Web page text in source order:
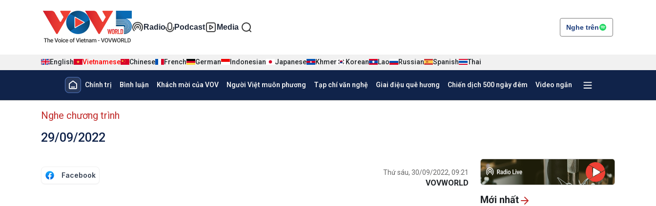
Đa phương tiện tiếng Việt
Radio Podcast Media Nghe trên
English Vietnamese Chinese French German Indonesian Japanese Khmer Korean Lao Russian Spanish Thai
Main navigation
Chính trị Bình luận Khách mời của VOV Người Việt muôn phương Tạp chí văn nghệ Giai điệu quê hương Chiến dịch 500 ngày đêm Video ngắn
menu phụ tiếng Việt
Nghe chương trình
29/09/2022
Facebook Thứ sáu, 30/09/2022, 09:21
VOVWORLD
Mới nhất